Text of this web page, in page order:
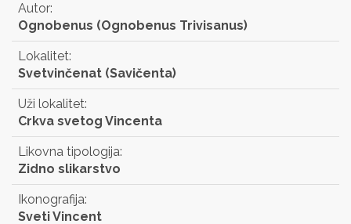
Autor:
Ognobenus (Ognobenus Trivisanus)
Lokalitet:
Svetvinčenat (Savičenta)
Uži lokalitet:
Crkva svetog Vincenta
Likovna tipologija:
Zidno slikarstvo
Ikonografija:
Sveti Vincent